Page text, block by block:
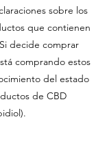
sobre los
que contienen
decide comprar
comprando estos
del estado
de CBD